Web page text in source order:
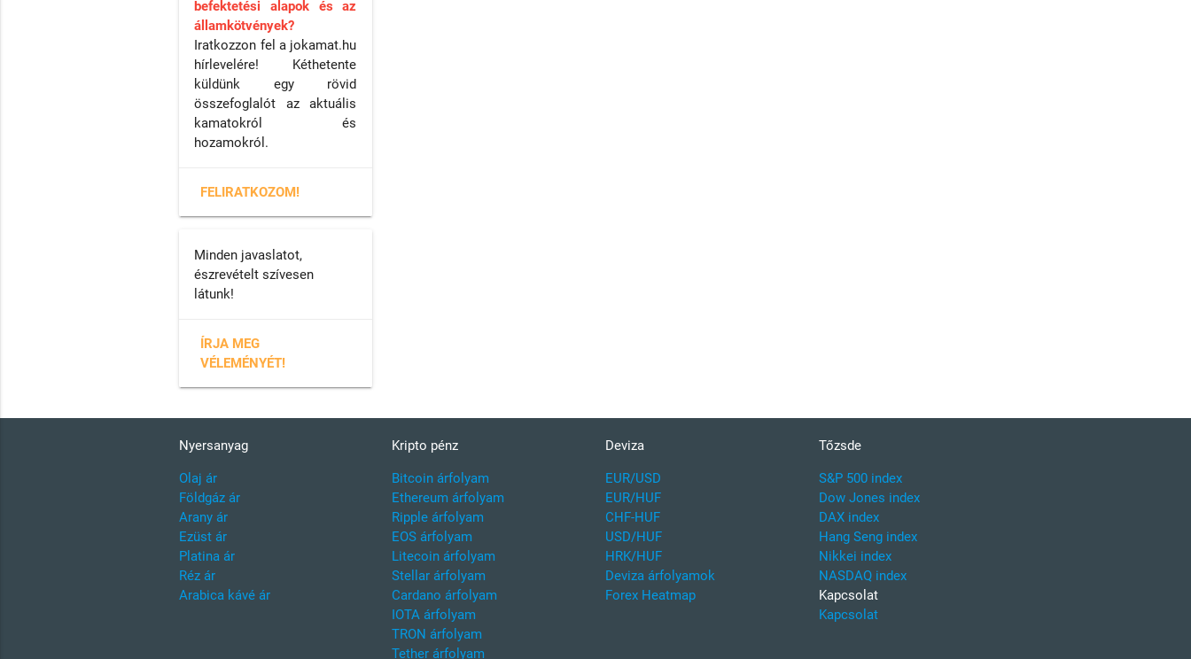
befektetési alapok és az
államkötvények?
Iratkozzon fel a jokamat.hu
hírlevelére! Kéthetente
küldünk egy rövid
összefoglalót az aktuális
kamatokról és
hozamokról.
FELIRATKOZOM!
Minden javaslatot,
észrevételt szívesen
látunk!
ÍRJA MEG
VÉLEMÉNYÉT!
Nyersanyag
Olaj ár
Földgáz ár
Arany ár
Ezüst ár
Platina ár
Réz ár
Arabica kávé ár
Kripto pénz
Bitcoin árfolyam
Ethereum árfolyam
Ripple árfolyam
EOS árfolyam
Litecoin árfolyam
Stellar árfolyam
Cardano árfolyam
IOTA árfolyam
TRON árfolyam
Tether árfolyam
Deviza
EUR/USD
EUR/HUF
CHF-HUF
USD/HUF
HRK/HUF
Deviza árfolyamok
Forex Heatmap
Tőzsde
S&P 500 index
Dow Jones index
DAX index
Hang Seng index
Nikkei index
NASDAQ index
Kapcsolat
Kapcsolat